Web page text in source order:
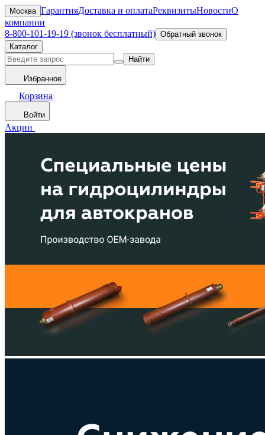
Москва ГарантияДоставка и оплатаРеквизитыНовостиО
компании
8-800-101-19-19 (звонок бесплатный) Обратный звонок
Каталог
Найти
Избранное
Корзина
Войти
Акции